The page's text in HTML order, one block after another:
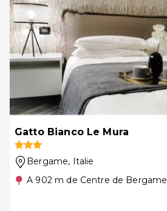
Gatto Bianco Le Mura
Bergame, Italie
A 902 m de Centre de Bergame